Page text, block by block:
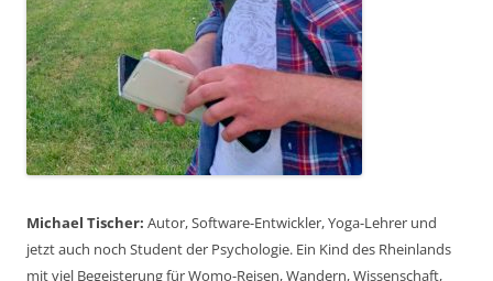
Michael Tischer: Autor, Software-Entwickler, Yoga-Lehrer und
jetzt auch noch Student der Psychologie. Ein Kind des Rheinlands
mit viel Begeisterung für Womo-Reisen, Wandern, Wissenschaft,